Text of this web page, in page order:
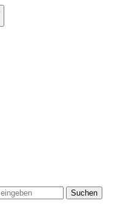
Suchen